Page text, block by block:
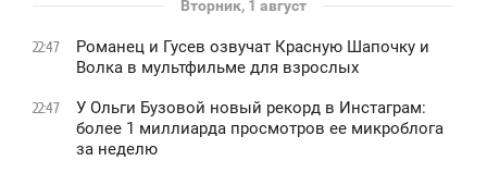
Вторник, 1 август
22:47
Романец и Гусев озвучат Красную Шапочку и
Волка в мультфильме для взрослых
22:47
У Ольги Бузовой новый рекорд в Инстаграм:
более 1 миллиарда просмотров ее микроблога
за неделю